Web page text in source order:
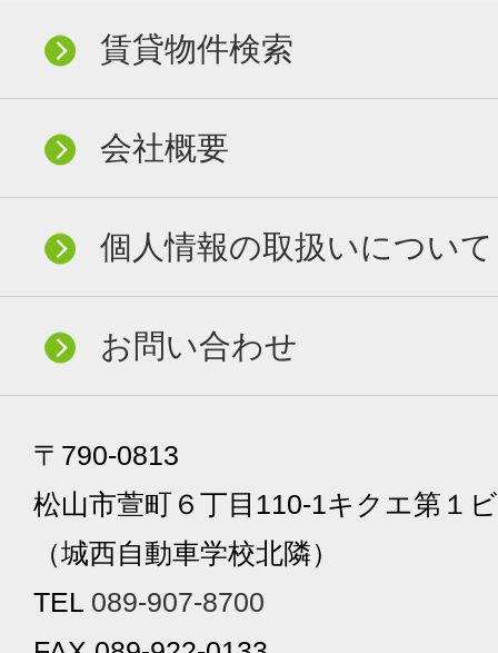
賃貸物件検索
会社概要
個人情報の取扱いについて
お問い合わせ
〒790-0813
松山市萱町６丁目110-1キクエ第１
（城西自動車学校北隣）
TEL 089-907-8700